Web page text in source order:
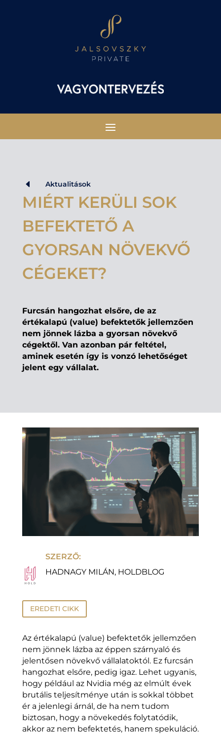
D Aktualitások
MIÉRT KERÜLI SOK
BEFEKTETŐ A
GYORSAN NÖVEKVŐ
CÉGEKET?
Furcsán hangozhat elsőre, de az
értékalapú (value) befektetők jellemzően
nem jönnek lázba a gyorsan növekvő
cégektől. Van azonban pár feltétel,
aminek esetén így is vonzó lehetőséget
jelent egy vállalat.
SZERZŐ:
HADNAGY MILÁN, HOLDBLOG
EREDETI CIKK
Az értékalapú (value) befektetők jellemzően
nem jönnek lázba az éppen szárnyaló és
jelentősen növekvő vállalatoktól. Ez furcsán
hangozhat elsőre, pedig igaz. Lehet ugyanis,
hogy például az Nvidia még az elmúlt évek
brutális teljesítménye után is sokkal többet
ér a jelenlegi árnál, de ha nem tudom
biztosan, hogy a növekedés folytatódik,
akkor az nem befektetés, hanem spekuláció.